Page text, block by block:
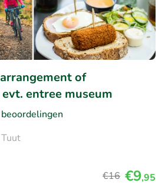
of
entree museum
€16 €9,95